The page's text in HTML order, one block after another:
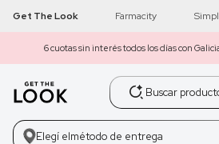
Get The Look Farmacity
6 cuotas sin interés todos los días con
Buscar productos
Elegí elmétodo de entrega
1 get the look
2 máscara pestañas